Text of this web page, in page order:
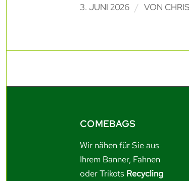
3. JUNI 2026 / VON
COMEBAGS
Wir nähen für Sie aus
Ihrem Banner, Fahnen
oder Trikots Recycling